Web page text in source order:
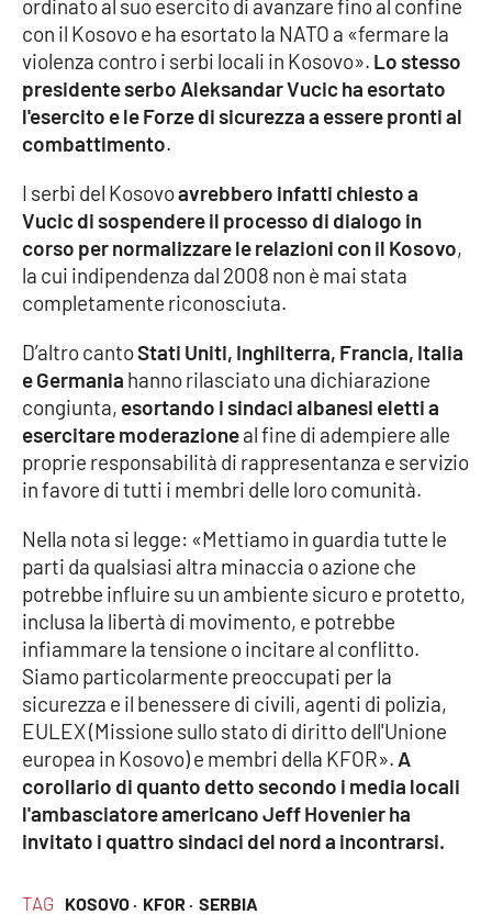
SPECIALI
Buona Sanità Calabria
LA
CALABRIAVISIONE
Destinazioni
Eventi
Food
Storie
LAC
NETWORK
Lacplay.it
Lactv.it
Laconair.it
Lacitymag.it
Lacapitalenews.it
Ilreggino.it
Cosenzachannel.it
TAG KOSOVO · KFOR · SERBIA
ordinato al suo esercito di avanzare fino al confine
con il Kosovo e ha esortato la NATO a «fermare la
violenza contro i serbi locali in Kosovo». Lo stesso
presidente serbo Aleksandar Vucic ha esortato
l'esercito e le Forze di sicurezza a essere pronti al
combattimento.
I serbi del Kosovoavrebbero infatti chiesto a
Vucic di sospendere il processo di dialogo in
corso per normalizzare le relazioni con il Kosovo,
la cui indipendenza dal 2008 non è mai stata
completamente riconosciuta.
D’altro cantoStati Uniti, Inghilterra, Francia, Italia
e Germania hanno rilasciato una dichiarazione
congiunta, esortando i sindaci albanesi eletti a
esercitare moderazioneal fine di adempiere alle
proprie responsabilità di rappresentanza e servizio
in favore di tutti i membri delle loro comunità.
Nella nota si legge: «Mettiamo in guardia tutte le
parti da qualsiasi altra minaccia o azione che
potrebbe influire su un ambiente sicuro e protetto,
inclusa la libertà di movimento, e potrebbe
infiammare la tensione o incitare al conflitto.
Siamo particolarmente preoccupati per la
sicurezza e il benessere di civili, agenti di polizia,
EULEX (Missione sullo stato di diritto dell'Unione
europea in Kosovo) e membri della KFOR». A
corollario di quanto detto secondo i media locali
l'ambasciatore americano Jeff Hovenier ha
invitato i quattro sindaci del nord a incontrarsi.